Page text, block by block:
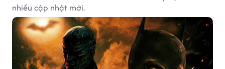
nhiều cập nhật mới.